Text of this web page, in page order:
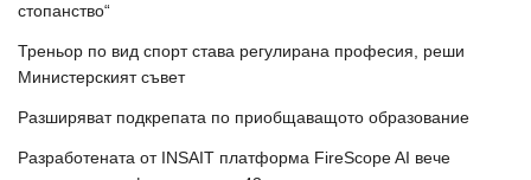
стопанство“
Треньор по вид спорт става регулирана професия, реши
Министерският съвет
Разширяват подкрепата по приобщаващото образование
Разработената от INSAIT платформа FireScope AI вече